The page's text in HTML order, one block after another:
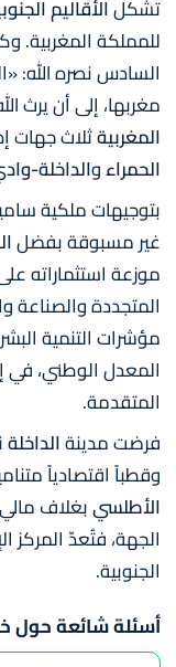
تشكلالأقاليم
للمملكة المغربية.
السادسنصره الله:
مغربها، إلى أن يرث
المغربيةثلاث جهات
الحمراءوالداخلة-
بتوجيهات ملكية
غير مسبوقة بفضل
موزعة استثماراته
المتجددة والصناعة
مؤشرات التنمية
المعدل الوطني، في
المتقدمة.
فرضت مدينةالداخلة
وقطباً اقتصادياً
الأطلسيبغلاف مالي يناهز 13
الجهة، فتُعدّ المركز
الجنوبية.
أسئلة شائعة حول